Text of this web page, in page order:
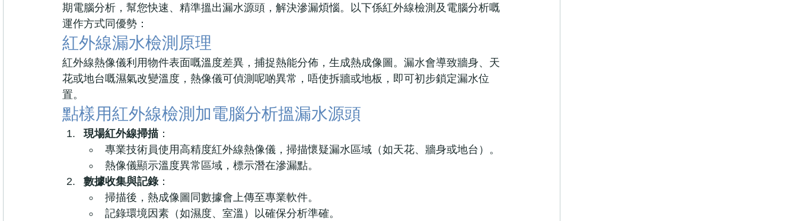
期電腦分析，幫您快速、精準搵出漏水源頭，解決滲漏煩惱。以下係紅外線檢測及電腦分析嘅
運作方式同優勢：
紅外線漏水檢測原理
紅外線熱像儀利用物件表面嘅溫度差異，捕捉熱能分佈，生成熱成像圖。漏水會導致牆身、天
花或地台嘅濕氣改變溫度，熱像儀可偵測呢啲異常，唔使拆牆或地板，即可初步鎖定漏水位
置。
點樣用紅外線檢測加電腦分析搵漏水源頭
現場紅外線掃描 ：
專業技術員使用高精度紅外線熱像儀，掃描懷疑漏水區域（如天花、牆身或地台）。
熱像儀顯示溫度異常區域，標示潛在滲漏點。
數據收集與記錄：
掃描後，熱成像圖同數據會上傳至專業軟件。
記錄環境因素（如濕度、室溫）以確保分析準確。